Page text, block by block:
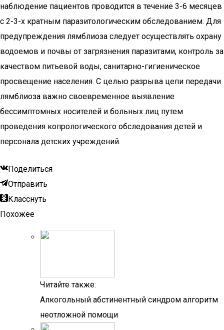
наблюдение пациентов проводится в течение 3-6 месяцев
с 2-3-х кратным паразитологическим обследованием. Для
предупреждения лямблиоза следует осуществлять охрану
водоемов и почвы от загрязнения паразитами, контроль за
качеством питьевой воды, санитарно-гигиеническое
просвещение населения. С целью разрыва цепи передачи
лямблиоза важно своевременное выявление
бессимптомных носителей и больных лиц путем
проведения копрологического обследования детей и
персонала детских учреждений.
Поделиться
Отправить
Класснуть
Похожее
Читайте также:
Алкогольный абстинентный синдром алгоритм
неотложной помощи